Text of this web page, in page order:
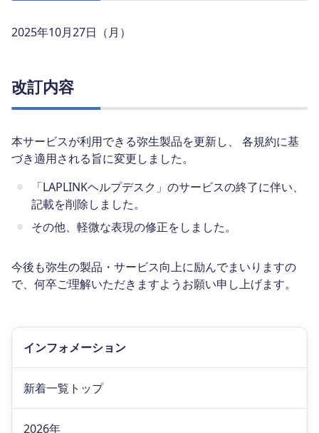
2025年10月27日（月）
改訂内容
本サービスが利用できる弥生製品を更新し、 各規約に基
づき適用される旨に変更しました。
「LAPLINKヘルプデスク」のサービスの終了に伴い、
記載を削除しました。
その他、軽微な表現の修正をしました。
今後も弥生の製品・サービス向上に励んでまいりますの
で、何卒ご理解いただきますようお願い申し上げます。
インフォメーション
新着一覧トップ
2026年